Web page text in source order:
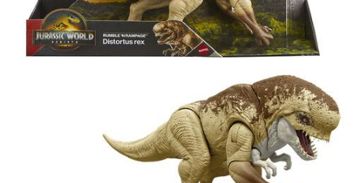
กิจกรรมและงานคราฟท์
อุปกรณ์อิเล็คทรอนิกส์
Blokees บล็อคคีส์
12~14 ปี